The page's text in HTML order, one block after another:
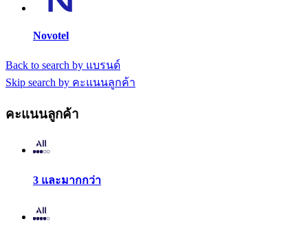
Novotel
Back to search by แบรนด์
Skip search by คะแนนลูกค้า
คะแนนลูกค้า
3 และมากกว่า